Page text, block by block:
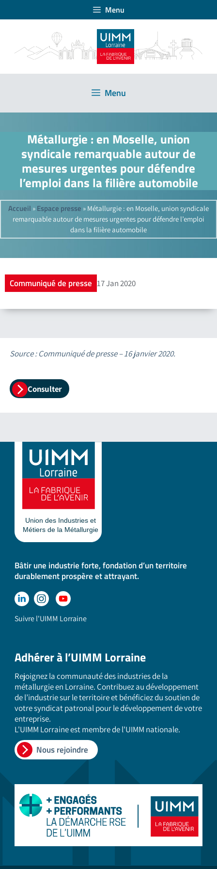
Menu
Menu
Métallurgie : en Moselle, union
syndicale remarquable autour de
mesures urgentes pour défendre
l’emploi dans la filière automobile
Accueil » Espace presse » Métallurgie : en Moselle, union syndicale
remarquable autour de mesures urgentes pour défendre l’emploi
dans la filière automobile
Communiqué de presse 17 Jan 2020
Source : Communiqué de presse – 16 janvier 2020.
Consulter
Bâtir une industrie forte, fondation d’un territoire
durablement prospère et attrayant.
Suivre l'UIMM Lorraine
Adhérer à l’UIMM Lorraine
Rejoignez la communauté des industries de la
métallurgie en Lorraine. Contribuez au développement
de l’industrie sur le territoire et bénéficiez du soutien de
votre syndicat patronal pour le développement de votre
entreprise.
L'UIMM Lorraine est membre de l'UIMM nationale.
Nous rejoindre